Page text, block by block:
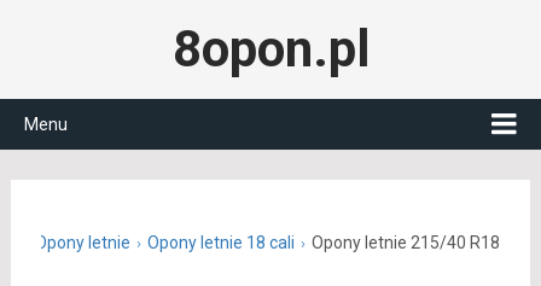
8opon.pl
Menu
Opony letnie Opony letnie 18 cali Opony letnie 215/40 R18